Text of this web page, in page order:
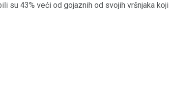
su 43% veći od gojaznih od svojih vršnjaka